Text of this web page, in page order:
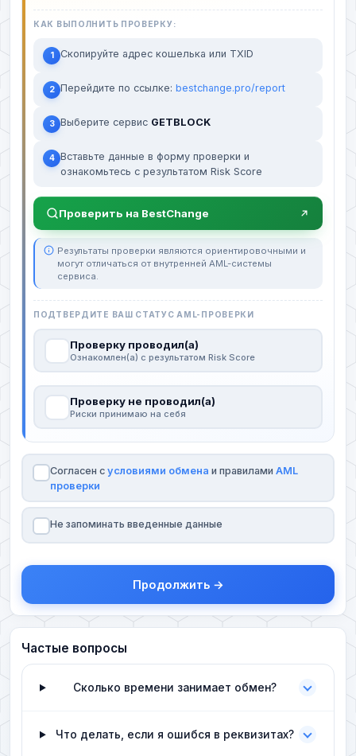
КАК ВЫПОЛНИТЬ ПРОВЕРКУ:
1 Скопируйте адрес кошелька или TXID
2 Перейдите по ссылке: bestchange.pro/report
3 Выберите сервис GETBLOCK
4 Вставьте данные в форму проверки и
ознакомьтесь с результатом Risk Score
Проверить на BestChange
Результаты проверки являются ориентировочными и
могут отличаться от внутренней AML-системы
сервиса.
ПОДТВЕРДИТЕ ВАШ СТАТУС AML-ПРОВЕРКИ
Проверку проводил(а)
Ознакомлен(а) с результатом Risk Score
Проверку не проводил(а)
Риски принимаю на себя
Согласен с условиями обмена и правилами AML
проверки
Не запоминать введенные данные
Продолжить →
Частые вопросы
Сколько времени занимает обмен?
Что делать, если я ошибся в реквизитах?